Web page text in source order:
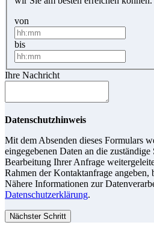
von
bis
Ihre Nachricht
Datenschutzhinweis
Mit dem Absenden dieses Formulars
eingegebenen Daten an die
Bearbeitung Ihrer Anfrage
Rahmen der Kontaktanfrage
Nähere Informationen zur
Datenschutzerklärung.
Nächster Schritt